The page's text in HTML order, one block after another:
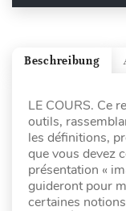
Beschreibung
LE COURS. Ce
outils,
les définitions,
que vous devez
présentation «
guideront pour
certaines